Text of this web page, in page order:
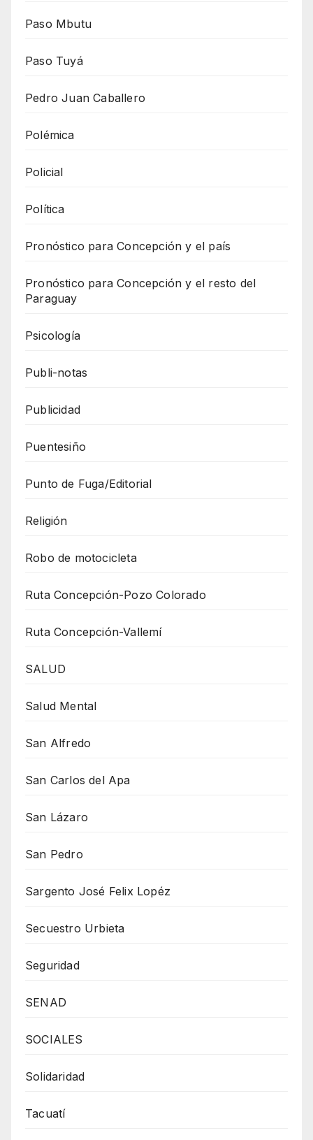
Paso Mbutu
Paso Tuyá
Pedro Juan Caballero
Polémica
Policial
Política
Pronóstico para Concepción y el país
Pronóstico para Concepción y el resto del
Paraguay
Psicología
Publi-notas
Publicidad
Puentesiño
Punto de Fuga/Editorial
Religión
Robo de motocicleta
Ruta Concepción-Pozo Colorado
Ruta Concepción-Vallemí
SALUD
Salud Mental
San Alfredo
San Carlos del Apa
San Lázaro
San Pedro
Sargento José Felix Lopéz
Secuestro Urbieta
Seguridad
SENAD
SOCIALES
Solidaridad
Tacuatí